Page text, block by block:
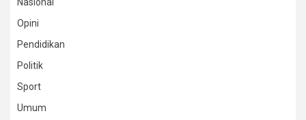
Nasional
Opini
Pendidikan
Politik
Sport
Umum